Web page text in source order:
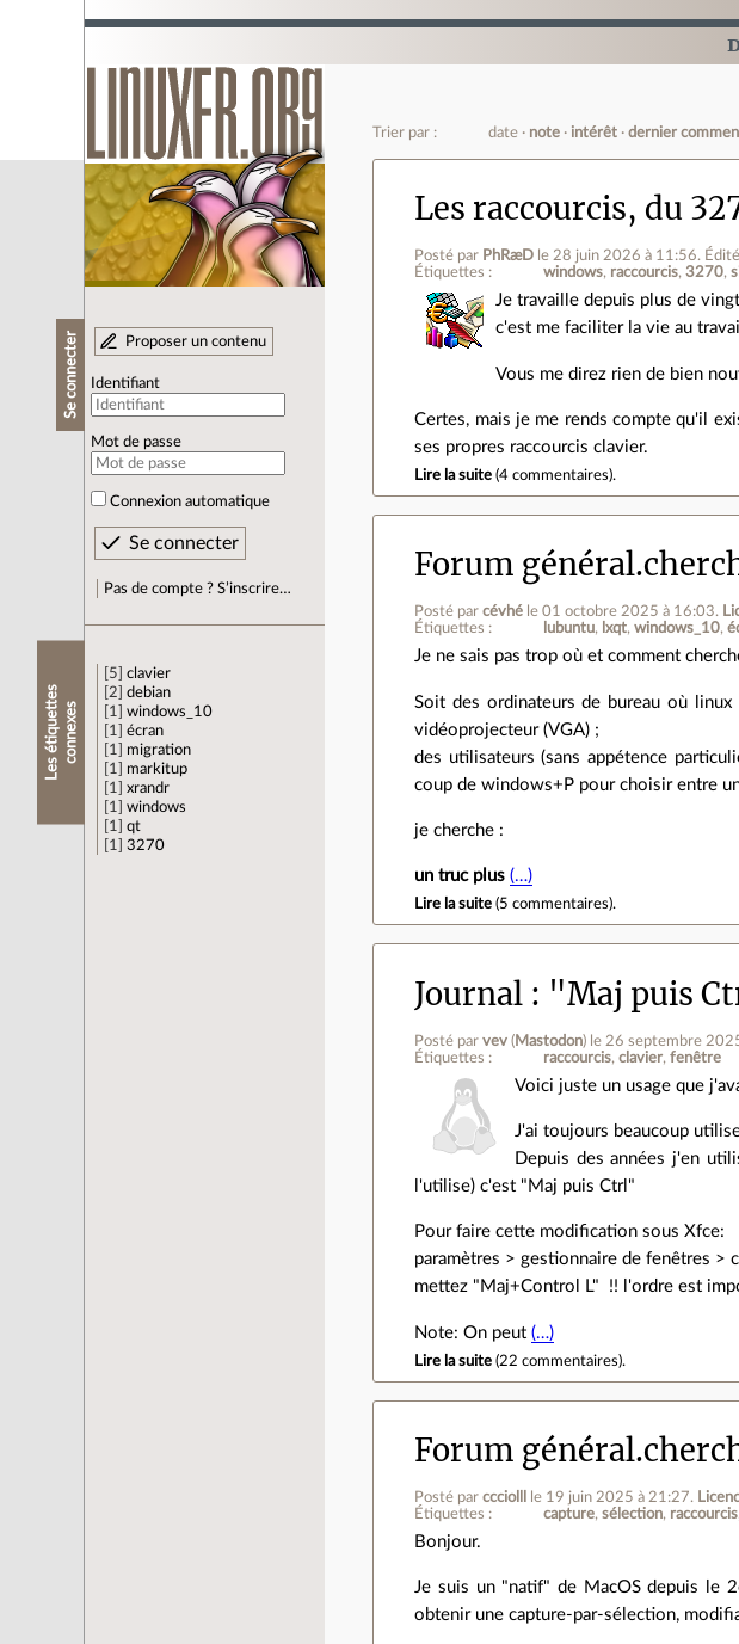
Se connecter Proposer un contenu
Identifiant
Mot de passe
Connexion automatique
Pas de compte ? S’inscrire…
L
e
s
é
t
i
q
u
e
tt
e
s
c
o
n
n
e
x
es
5
clavier
2
debian
1
windows_10
1
écran
1
migration
1
markitup
1
xrandr
1
windows
1
qt
1
3270
Trier par : date note intérêt dernier
Les raccourcis, du
Posté par PhRæD le 28 juin 2026 à 11:56.
Étiquettes :
windows raccourcis 3270
Je travaille depuis plus de
c'est me faciliter la vie au
Vous me direz rien de bien
Certes, mais je me rends compte qu'il
ses propres raccourcis clavier.
Lire la suite (4 commentaires).
Forum
Posté parcévhé le 01 octobre 2025 à 16:03.
Étiquettes :
lubuntu lxqt windows_10
Je ne sais pas trop où et comment
Soit des ordinateurs de bureau où
vidéoprojecteur (VGA) ;
des utilisateurs (sans appétence
coup de windows+P pour choisir entre
je cherche :
un truc plus (…)
Lire la suite (5 commentaires).
Journal "Maj puis
Posté parvev ( Mastodon) le 26 septembre
Étiquettes :
raccourcis clavier fenêtre
Voici juste un usage que
J'ai toujours beaucoup
Depuis des années j'en
l'utilise) c'est "Maj puis Ctrl"
Pour faire cette modification sous Xfce:
paramètres > gestionnaire de fenêtres >
mettez "Maj+Control L" !! l'ordre est
Note: On peut(…)
Lire la suite (22 commentaires).
Forum
Posté parccciolll le 19 juin 2025 à 21:27.
Étiquettes :
capture sélection raccourcis
Bonjour.
Je suis un "natif" de MacOS depuis le
obtenir une capture-par-sélection,